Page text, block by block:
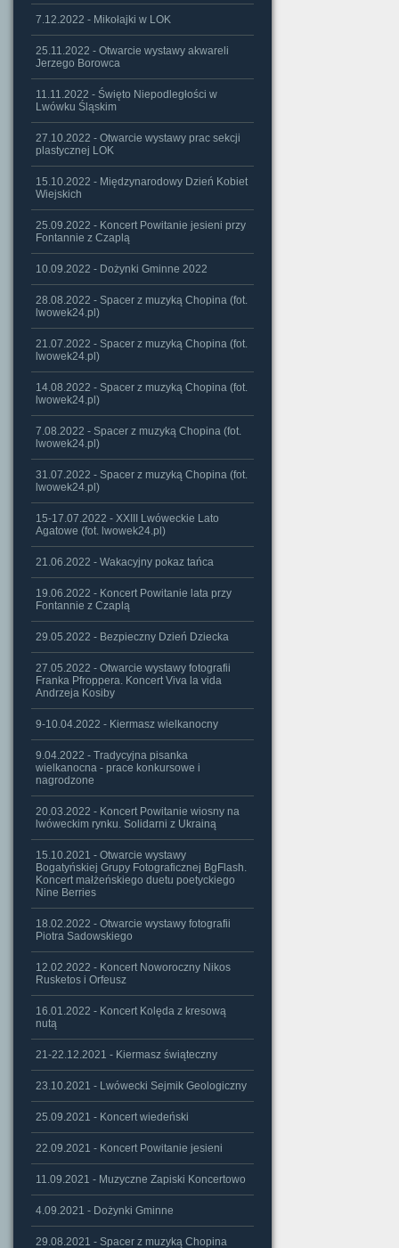
7.12.2022 - Mikołajki w LOK
25.11.2022 - Otwarcie wystawy akwareli
Jerzego Borowca
11.11.2022 - Święto Niepodległości w
Lwówku Śląskim
27.10.2022 - Otwarcie wystawy prac sekcji
plastycznej LOK
15.10.2022 - Międzynarodowy Dzień Kobiet
Wiejskich
25.09.2022 - Koncert Powitanie jesieni przy
Fontannie z Czaplą
10.09.2022 - Dożynki Gminne 2022
28.08.2022 - Spacer z muzyką Chopina (fot.
lwowek24.pl)
21.07.2022 - Spacer z muzyką Chopina (fot.
lwowek24.pl)
14.08.2022 - Spacer z muzyką Chopina (fot.
lwowek24.pl)
7.08.2022 - Spacer z muzyką Chopina (fot.
lwowek24.pl)
31.07.2022 - Spacer z muzyką Chopina (fot.
lwowek24.pl)
15-17.07.2022 - XXIII Lwóweckie Lato
Agatowe (fot. lwowek24.pl)
21.06.2022 - Wakacyjny pokaz tańca
19.06.2022 - Koncert Powitanie lata przy
Fontannie z Czaplą
29.05.2022 - Bezpieczny Dzień Dziecka
27.05.2022 - Otwarcie wystawy fotografii
Franka Pfroppera. Koncert Viva la vida
Andrzeja Kosiby
9-10.04.2022 - Kiermasz wielkanocny
9.04.2022 - Tradycyjna pisanka
wielkanocna - prace konkursowe i
nagrodzone
20.03.2022 - Koncert Powitanie wiosny na
lwóweckim rynku. Solidarni z Ukrainą
15.10.2021 - Otwarcie wystawy
Bogatyńskiej Grupy Fotograficznej BgFlash.
Koncert małżeńskiego duetu poetyckiego
Nine Berries
18.02.2022 - Otwarcie wystawy fotografii
Piotra Sadowskiego
12.02.2022 - Koncert Noworoczny Nikos
Rusketos i Orfeusz
16.01.2022 - Koncert Kolęda z kresową
nutą
21-22.12.2021 - Kiermasz świąteczny
23.10.2021 - Lwówecki Sejmik Geologiczny
25.09.2021 - Koncert wiedeński
22.09.2021 - Koncert Powitanie jesieni
11.09.2021 - Muzyczne Zapiski Koncertowo
4.09.2021 - Dożynki Gminne
29.08.2021 - Spacer z muzyką Chopina